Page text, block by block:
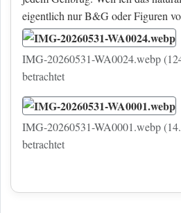
eigentlich nur B&G oder Figuren
IMG-20260531-WA0024.webp
betrachtet
IMG-20260531-WA0001.webp
betrachtet